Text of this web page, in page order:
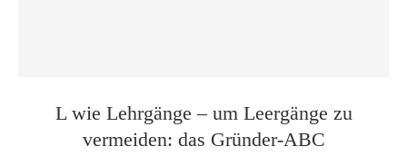
L wie Lehrgänge – um Leergänge zu
vermeiden: das Gründer-ABC